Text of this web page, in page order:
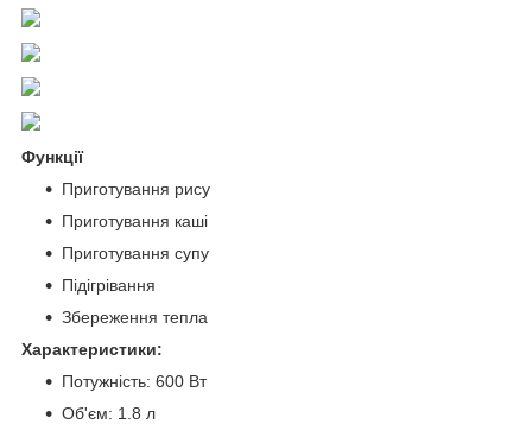
Функції
Приготування рису
Приготування каші
Приготування супу
Підігрівання
Збереження тепла
Характеристики:
Потужність: 600 Вт
Об'єм: 1.8 л